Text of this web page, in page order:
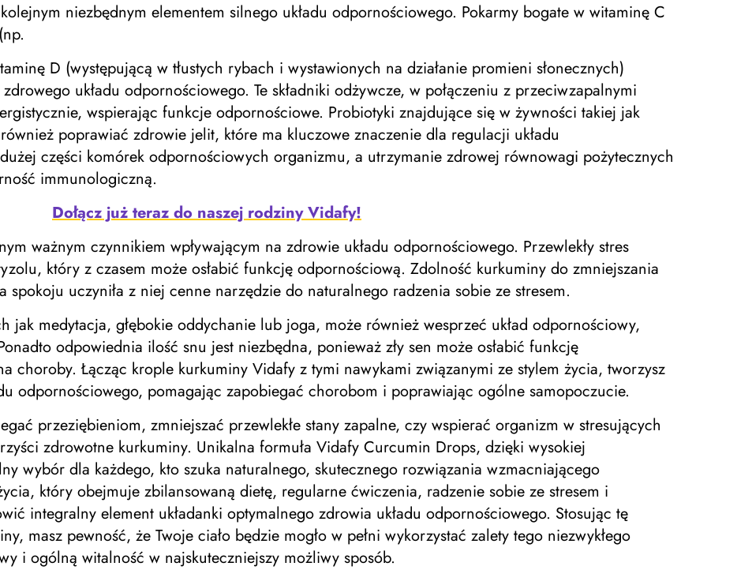
niezbędnym elementem silnego układu odpornościowego. Pokarmy bogate w witaminę C
D (występującą w tłustych rybach i wystawionych na działanie promieni słonecznych)
układu odpornościowego. Te składniki odżywcze, w połączeniu z przeciwzapalnymi
wspierając funkcje odpornościowe. Probiotyki znajdujące się w żywności takiej jak
poprawiać zdrowie jelit, które ma kluczowe znaczenie dla regulacji układu
części komórek odpornościowych organizmu, a utrzymanie zdrowej równowagi pożytecznych
immunologiczną.
Dołącz już teraz do naszej rodziny Vidafy!
ważnym czynnikiem wpływającym na zdrowie układu odpornościowego. Przewlekły stres
który z czasem może osłabić funkcję odpornościową. Zdolność kurkuminy do zmniejszania
uczyniła z niej cenne narzędzie do naturalnego radzenia sobie ze stresem.
jak medytacja, głębokie oddychanie lub joga, może również wesprzeć układ odpornościowy,
odpowiednia ilość snu jest niezbędna, ponieważ zły sen może osłabić funkcję
choroby. Łącząc krople kurkuminy Vidafy z tymi nawykami związanymi ze stylem życia, tworzysz
odpornościowego, pomagając zapobiegać chorobom i poprawiając ogólne samopoczucie.
przeziębieniom, zmniejszać przewlekłe stany zapalne, czy wspierać organizm w stresujących
zdrowotne kurkuminy. Unikalna formuła Vidafy Curcumin Drops, dzięki wysokiej
wybór dla każdego, kto szuka naturalnego, skutecznego rozwiązania wzmacniającego
który obejmuje zbilansowaną dietę, regularne ćwiczenia, radzenie sobie ze stresem i
integralny element układanki optymalnego zdrowia układu odpornościowego. Stosując tę
masz pewność, że Twoje ciało będzie mogło w pełni wykorzystać zalety tego niezwykłego
i ogólną witalność w najskuteczniejszy możliwy sposób.